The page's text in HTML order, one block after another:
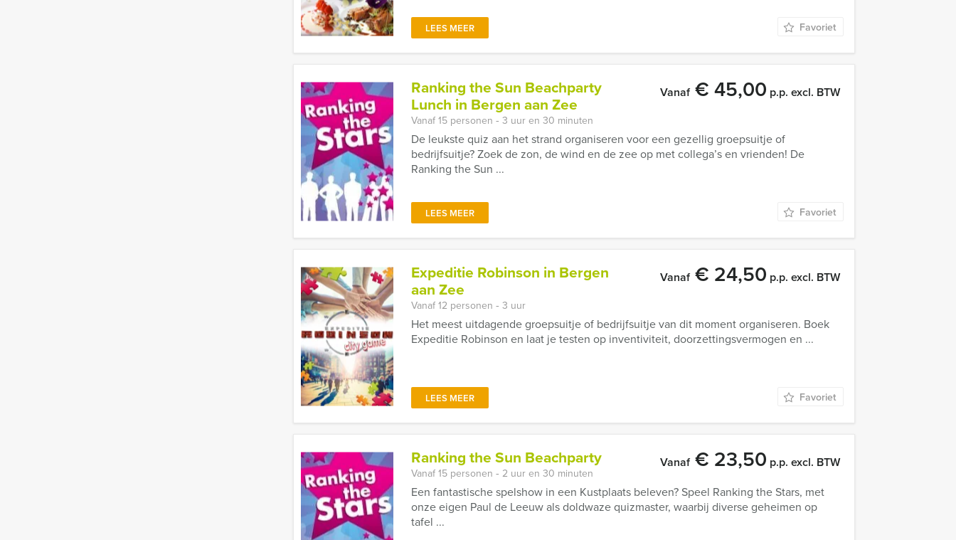
LEES MEER Favoriet
Ranking the Sun Beachparty
Lunch in Bergen aan Zee
Vanaf€ 45,00 p.p. excl. BTW
Vanaf 15 personen ‐ 3 uur en 30 minuten
De leukste quiz aan het strand organiseren voor een gezellig groepsuitje of
bedrijfsuitje? Zoek de zon, de wind en de zee op met collega’s en vrienden! De
Ranking the Sun ...
LEES MEER Favoriet
Expeditie Robinson in Bergen
aan Zee
Vanaf€ 24,50 p.p. excl. BTW
Vanaf 12 personen ‐ 3 uur
Het meest uitdagende groepsuitje of bedrijfsuitje van dit moment organiseren. Boek
Expeditie Robinson en laat je testen op inventiviteit, doorzettingsvermogen en ...
LEES MEER Favoriet
Ranking the Sun Beachparty Vanaf€ 23,50 p.p. excl. BTW
Vanaf 15 personen ‐ 2 uur en 30 minuten
Een fantastische spelshow in een Kustplaats beleven? Speel Ranking the Stars, met
onze eigen Paul de Leeuw als doldwaze quizmaster, waarbij diverse geheimen op
tafel ...